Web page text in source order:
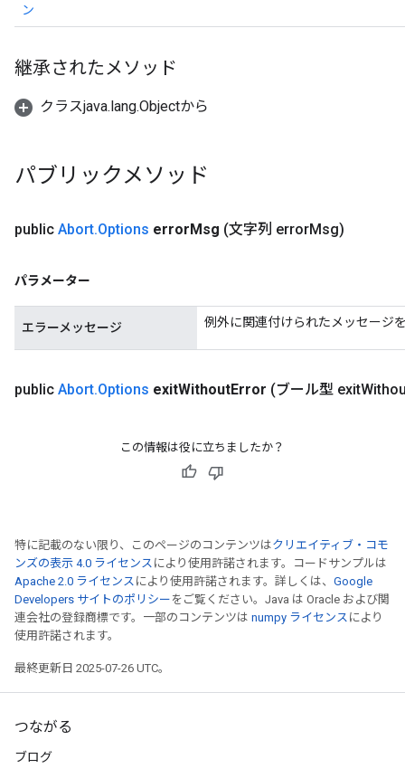
ン
継承されたメソッド
クラスjava.lang.Objectから
パブリックメソッド
public Abort.Options errorMsg (文字列 errorMsg)
パラメーター
エラーメッセージ 例外に関連付けられたメッセージ
public Abort.Options exitWithoutError (ブール型 exit
この情報は役に立ちましたか？
特に記載のない限り、このページのコンテンツはクリエイティブ・コモ
ンズの表示 4.0 ライセンス により使用許諾されます。コードサンプルは
Apache 2.0 ライセンス により使用許諾されます。詳しくは、 Google
Developers サイトのポリシー をご覧ください。Java は Oracle および関
連会社の登録商標です。一部のコンテンツは numpy ライセンス により
使用許諾されます。
最終更新日 2025-07-26 UTC。
つながる
ブログ